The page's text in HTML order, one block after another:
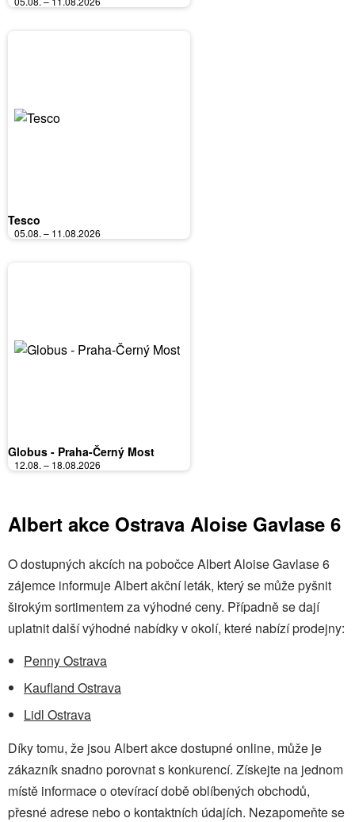
Tesco
05.08. – 11.08.2026
Globus - Praha-Černý Most
12.08. – 18.08.2026
Albert akce Ostrava Aloise Gavlase 6
O dostupných akcích na pobočce Albert Aloise Gavlase 6
zájemce informuje Albert akční leták, který se může pyšnit
širokým sortimentem za výhodné ceny. Případně se dají
uplatnit další výhodné nabídky v okolí, které nabízí prodejny:
Penny Ostrava
Kaufland Ostrava
Lidl Ostrava
Díky tomu, že jsou Albert akce dostupné online, může je
zákazník snadno porovnat s konkurencí. Získejte na jednom
místě informace o otevírací době oblíbených obchodů,
přesné adrese nebo o kontaktních údajích. Nezapomeňte se